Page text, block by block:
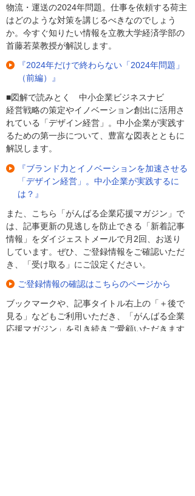
物流・運送の2024年問題。仕事を依頼する荷主
はどのような対策を講じるべきなのでしょう
か。今すぐ知りたい情報を立教大学経済学部の
首藤若菜教授が解説します。
『2024年だけで終わらない「2024年問題」
（前編）』
■図解で読みとく 中小企業ビジネスナビ
経営戦略の策定やイノベーション創出に活用さ
れている「デザイン経営」。中小企業が実践す
るための第一歩について、豊富な図表とともに
解説します。
『ブランド力とイノベーションを加速させる
「デザイン経営」。中小企業が実践するに
は？』
また、こちら「がんばる企業応援マガジン」で
は、記事更新の見逃しを防止できる「新着記事
情報」をダイジェストメールで月2回、お送り
しています。ぜひ、ご登録情報をご確認いただ
き、「受け取る」にご設定ください。
ご登録情報の確認はこちらのページから
ブックマークや、記事タイトル右上の「＋後で
見る」などもご利用いただき、「がんばる企業
応援マガジン」を引き続きご愛顧いただきます